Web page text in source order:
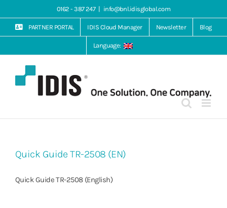
to
content
0162 - 387 247 | info@bnl.idisglobal.com
PARTNER PORTAL IDIS Cloud Manager Newsletter Blog
Language:
Quick Guide TR-2508 (EN)
Quick Guide TR-2508 (English)